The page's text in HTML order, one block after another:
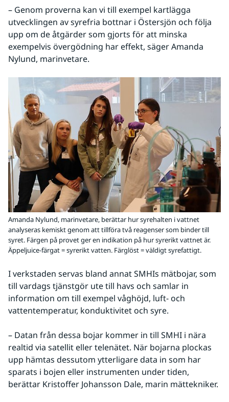
– Genom proverna kan vi till exempel kartlägga
utvecklingen av syrefria bottnar i Östersjön och följa
upp om de åtgärder som gjorts för att minska
exempelvis övergödning har effekt, säger Amanda
Nylund, marinvetare.
Amanda Nylund, marinvetare, berättar hur syrehalten i vattnet
analyseras kemiskt genom att tillföra två reagenser som binder till
syret. Färgen på provet ger en indikation på hur syrerikt vattnet är.
Äppeljuice-färgat = syrerikt vatten. Färglöst = väldigt syrefattigt.
I verkstaden servas bland annat SMHIs mätbojar, som
till vardags tjänstgör ute till havs och samlar in
information om till exempel våghöjd, luft- och
vattentemperatur, konduktivitet och syre.
– Datan från dessa bojar kommer in till SMHI i nära
realtid via satellit eller telenätet. När bojarna plockas
upp hämtas dessutom ytterligare data in som har
sparats i bojen eller instrumenten under tiden,
berättar Kristoffer Johansson Dale, marin mättekniker.